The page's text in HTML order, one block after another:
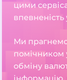
цими
Ми
помічником
обміну